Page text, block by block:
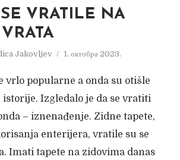
Nadica Jakovljev
VRATILE NA
Jakovljev 1. октобра 2023.
vrlo popularne a onda su otišle
Izgledalo je da se vratiti
– iznenađenje. Zidne tapete,
enterijera, vratile su se
Imati tapete na zidovima danas